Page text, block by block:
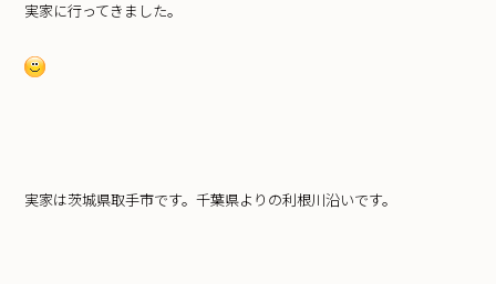
実家に行ってきました。
実家は茨城県取手市です。千葉県よりの利根川沿いです。